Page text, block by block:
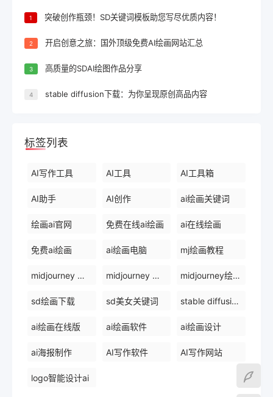
1 突破创作瓶颈！SD关键词模板助您写尽优质内容！
2 开启创意之旅：国外顶级免费AI绘画网站汇总
3 高质量的SDAI绘图作品分享
4 stable diffusion下载：为你呈现原创高品内容
标签列表
AI写作工具 AI工具 AI工具箱
AI助手 AI创作 ai绘画关键词
绘画ai官网 免费在线ai绘画 ai在线绘画
免费ai绘画 ai绘画电脑 mj绘画教程
midjourney 中文网 midjourney 国内版 midjourney绘画比赛
sd绘画下载 sd美女关键词 stable diffusion官网
ai绘画在线版 ai绘画软件 ai绘画设计
ai海报制作 AI写作软件 AI写作网站
logo智能设计ai